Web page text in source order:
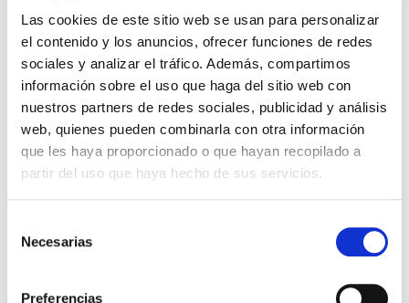
Las cookies de este sitio web se usan para personalizar
el contenido y los anuncios, ofrecer funciones de redes
sociales y analizar el tráfico. Además, compartimos
información sobre el uso que haga del sitio web con
nuestros partners de redes sociales, publicidad y análisis
web, quienes pueden combinarla con otra información
que les haya proporcionado o que hayan recopilado a
partir del uso que haya hecho de sus servicios.
Necesarias
Preferencias
soluções completas para qualquer tipo de projeto.
Dispomos de uma equipa de engenheiros e
designers de iluminação para o aconselhar.
01
Estudamos o teu
projeto